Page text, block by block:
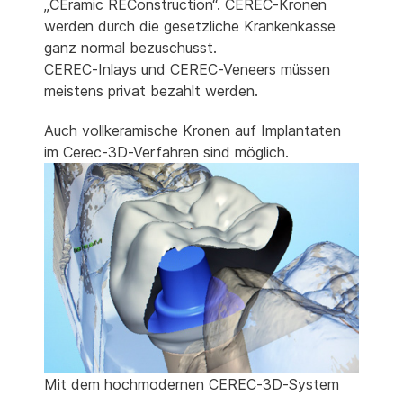
„CEramic REConstruction“. CEREC-Kronen
werden durch die gesetzliche Krankenkasse
ganz normal bezuschusst.
CEREC-Inlays und CEREC-Veneers müssen
meistens privat bezahlt werden.
Auch vollkeramische Kronen auf Implantaten
im Cerec-3D-Verfahren sind möglich.
Mit dem hochmodernen CEREC-3D-System